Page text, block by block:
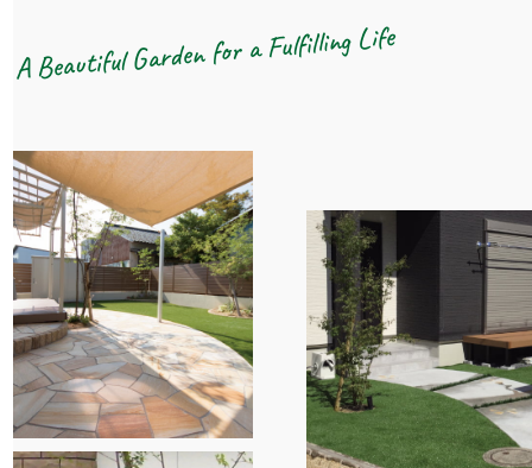
A Beautiful Garden for a Fulfilling Life